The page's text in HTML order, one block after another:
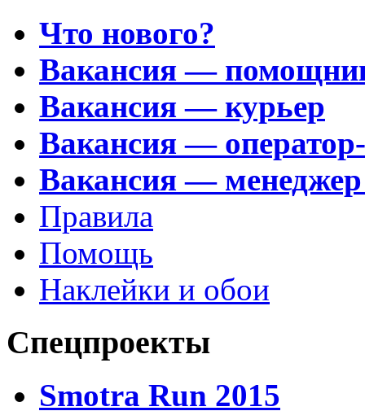
Что нового?
Вакансия —
Вакансия — курьер
Вакансия —
Вакансия —
Правила
Помощь
Наклейки и обои
Спецпроекты
Smotra Run 2015